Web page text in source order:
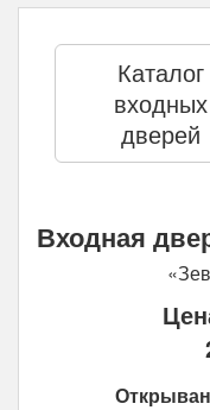
Каталог
входных
дверей
Входная